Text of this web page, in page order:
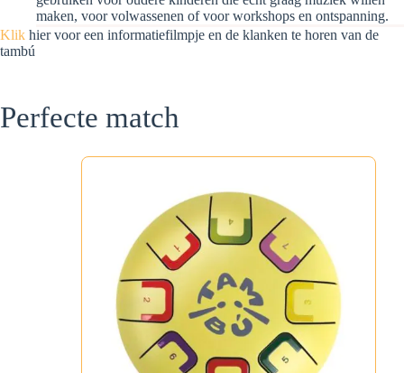
maken, voor volwassenen of voor workshops en ontspanning.
Klik hier voor een informatiefilmpje en de klanken te horen van de
tambú
Perfecte match